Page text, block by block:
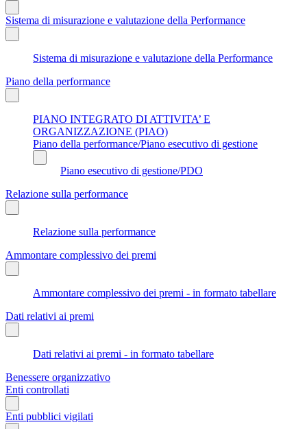
Sistema di misurazione e valutazione della Performance
Sistema di misurazione e valutazione della Performance
Piano della performance
PIANO INTEGRATO DI ATTIVITA’ E
ORGANIZZAZIONE (PIAO)
Piano della performance/Piano esecutivo di gestione
Piano esecutivo di gestione/PDO
Relazione sulla performance
Relazione sulla performance
Ammontare complessivo dei premi
Ammontare complessivo dei premi - in formato tabellare
Dati relativi ai premi
Dati relativi ai premi - in formato tabellare
Benessere organizzativo
Enti controllati
Enti pubblici vigilati